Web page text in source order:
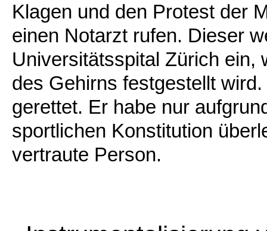
Klagen und den Protest der
einen Notarzt rufen. Dieser
Universitätsspital Zürich ein,
des Gehirns festgestellt
gerettet. Er habe nur
sportlichen Konstitution
vertraute Person.